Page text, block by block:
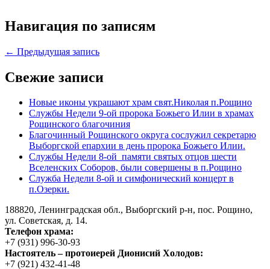
Навигация по записям
← Предыдущая запись
Свежие записи
Новые иконы украшают храм свят.Николая п.Рощино
Службы Недели 9-ой пророка Божьего Илии в храмах
Рощинского благочиния
Благочинный Рощинского округа сослужил секретарю
Выборгской епархии в день пророка Божьего Илии.
Службы Недели 8-ой памяти святых отцов шести
Вселенских Соборов, были совершены в п.Рощино
Служба Недели 8-ой и симфонический концерт в
п.Озерки.
188820, Ленинградская обл., Выборгский р-н, пос. Рощино,
ул. Советская, д. 14.
Телефон храма:
+7 (931) 996-30-93
Настоятель – протоиерей Дионисий Холодов:
+7 (921) 432-41-48